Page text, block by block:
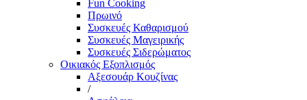
Fun Cooking
Πρωινό
Συσκευές Καθαρισμού
Συσκευές Μαγειρικής
Συσκευές Σιδερώματος
Οικιακός Εξοπλισμός
Αξεσουάρ Κουζίνας
/